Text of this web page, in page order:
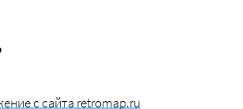
с сайта retromap.ru